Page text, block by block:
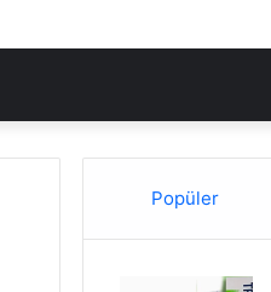
Popüler